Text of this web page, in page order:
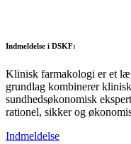
Indmeldelse i DSKF:
Klinisk farmakologi er et
grundlag kombinerer
sundhedsøkonomisk
rationel, sikker og
Indmeldelse